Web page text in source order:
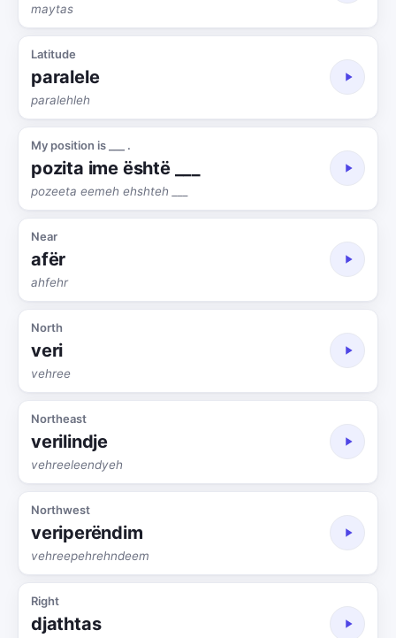
maytas
Latitude
paralele
paralehleh
My position is ___ .
pozita ime është ___
pozeeta eemeh ehshteh ___
Near
afër
ahfehr
North
veri
vehree
Northeast
verilindje
vehreeleendyeh
Northwest
veriperëndim
vehreepehrehndeem
Right
djathtas